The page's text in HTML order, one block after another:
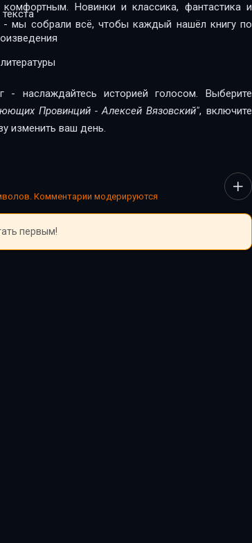
Новинки и классика, фантастика и
мы собрали всё, чтобы каждый нашёл книгу по
- наслаждайтесь историей голосом. Выберите
Провинций - Алексей Вязовский", включите
изменить ваш день.
Комментарии модерируются
первым!